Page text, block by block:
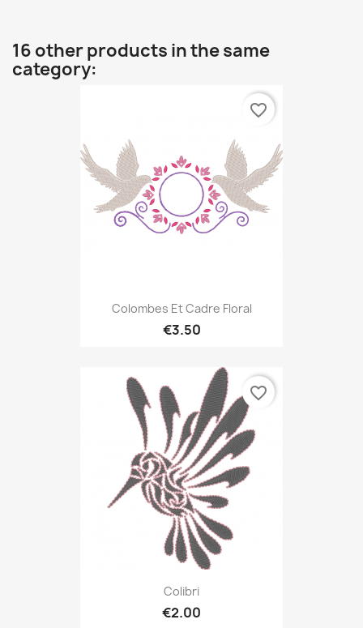
16 other products in the same
category:
Colombes Et Cadre Floral
€3.50
favorite_border
Colibri
€2.00
favorite_border